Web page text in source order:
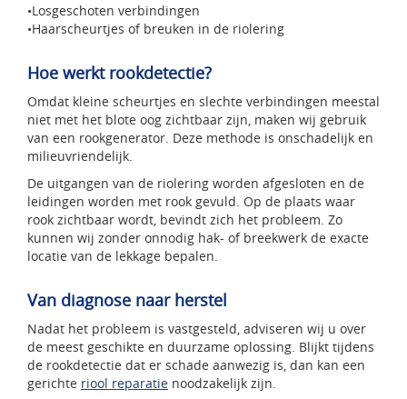
•Losgeschoten verbindingen
•Haarscheurtjes of breuken in de riolering
Hoe werkt rookdetectie?
Omdat kleine scheurtjes en slechte verbindingen meestal
niet met het blote oog zichtbaar zijn, maken wij gebruik
van een rookgenerator. Deze methode is onschadelijk en
milieuvriendelijk.
De uitgangen van de riolering worden afgesloten en de
leidingen worden met rook gevuld. Op de plaats waar
rook zichtbaar wordt, bevindt zich het probleem. Zo
kunnen wij zonder onnodig hak- of breekwerk de exacte
locatie van de lekkage bepalen.
Van diagnose naar herstel
Nadat het probleem is vastgesteld, adviseren wij u over
de meest geschikte en duurzame oplossing. Blijkt tijdens
de rookdetectie dat er schade aanwezig is, dan kan een
gerichte riool reparatie noodzakelijk zijn.